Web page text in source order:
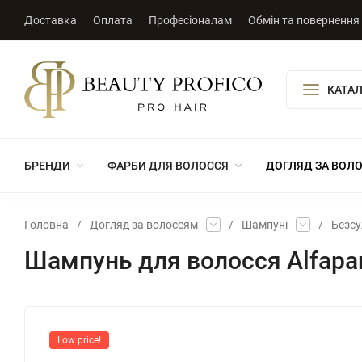
Доставка Оплата Професіоналам Обмін та повернення
БРЕНДИ ФАРБИ ДЛЯ ВОЛОССЯ ДОГЛЯД ЗА
Головна / Догляд за волоссям / Шампуні /
Шампунь для волосся
Low price!